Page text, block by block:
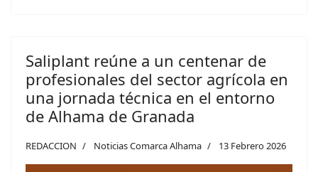
Saliplant reúne a un centenar de
profesionales del sector agrícola en
una jornada técnica en el entorno
de Alhama de Granada
REDACCION Noticias Comarca Alhama 13 Febrero 2026